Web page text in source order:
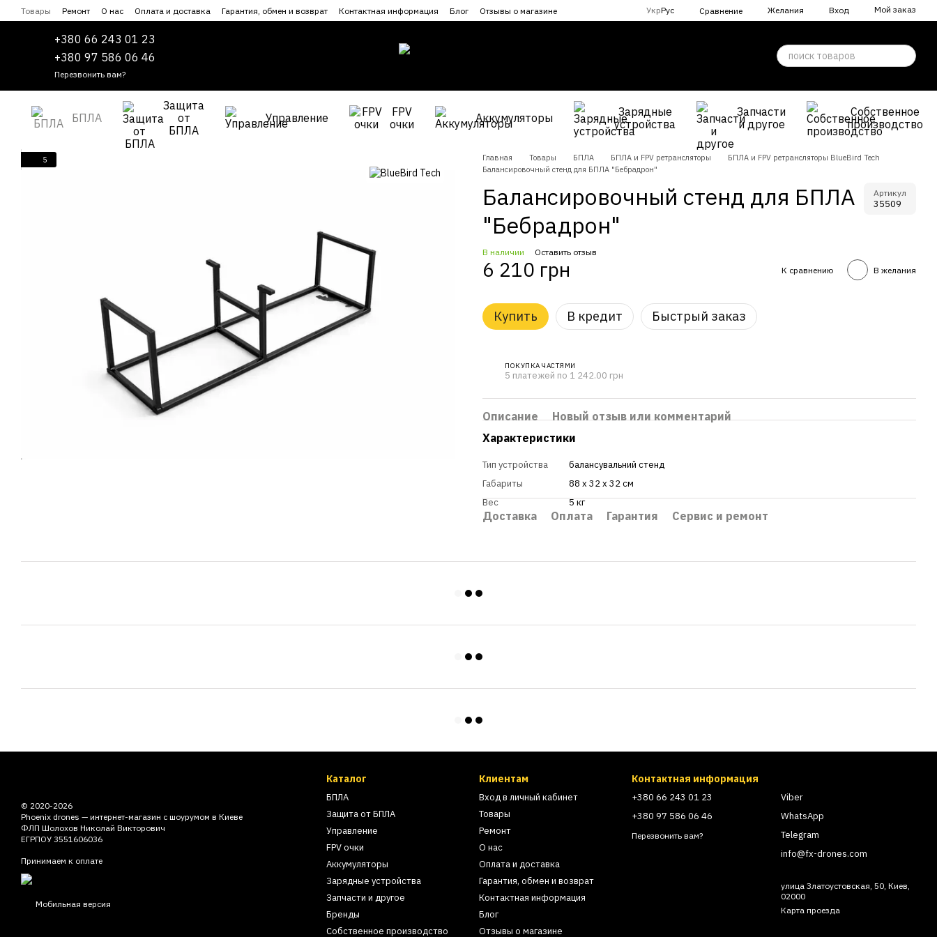
Перейти к основному контенту
Товары Ремонт О нас Оплата и доставка Гарантия, обмен и возврат Контактная информация Блог
Отзывы о магазине
Сотрудничество
Пользовательское соглашение
УкрРус Сравнение Желания Вход Мой заказ
+380 66 243 01 23
+380 97 586 06 46
Перезвонить вам?
БПЛА
Защита
от
БПЛА
Управление
FPV
очки
Аккумуляторы
Зарядные
устройства
Запчасти
и другое
Собственное
производство
5 Главная Товары БПЛА БПЛА и FPV ретрансляторы
БПЛА и FPV ретрансляторы BlueBird Tech
Балансировочный стенд для БПЛА "Бебрадрон"
Балансировочный стенд для БПЛА
"Бебрадрон"
Артикул
35509
В наличии Оставить отзыв
6 210 грн К сравнению В желания
Купить В кредит Быстрый заказ
ПОКУПКА ЧАСТЯМИ
5 платежей по 1 242.00 грн
Описание
Новый отзыв или комментарий
Характеристики
Тип устройства
балансувальний стенд
Габариты
88 х 32 х 32 см
Вес
5 кг
Доставка Оплата Гарантия Сервис и ремонт
© 2020-2026
Phoenix drones — интернет-магазин с шоурумом в Киеве
ФЛП Шолохов Николай Викторович
ЕГРПОУ 3551606036
Принимаем к оплате
Мобильная версия
Каталог
БПЛА
Защита от БПЛА
Управление
FPV очки
Аккумуляторы
Зарядные устройства
Запчасти и другое
Бренды
Собственное производство
Клиентам
Вход в личный кабинет
Товары
Ремонт
О нас
Оплата и доставка
Гарантия, обмен и возврат
Контактная информация
Блог
Отзывы о магазине
Контактная информация
+380 66 243 01 23
+380 97 586 06 46
Перезвонить вам?
Viber
WhatsApp
Telegram
info@fx-drones.com
улица Златоустовская, 50, Киев,
02000
Карта проезда